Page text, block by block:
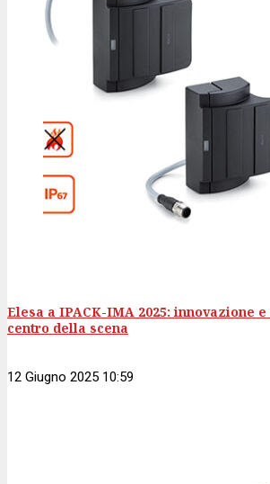
Elesa a IPACK-IMA 2025: innovazione
centro della scena
12 Giugno 2025 10:59